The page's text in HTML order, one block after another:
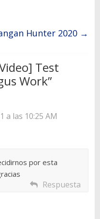
Hunter 2020 →
Test
Work”
a las 10:25 AM
por esta
Respuesta